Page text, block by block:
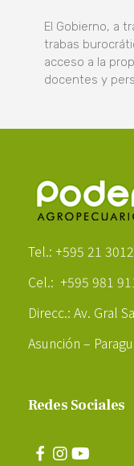
El Gobierno, a
trabas
acceso a la
docentes y
Tel.: +595 21
Cel.: +595 981
Direcc.: Av. Gral
Asunción –
Redes Sociales